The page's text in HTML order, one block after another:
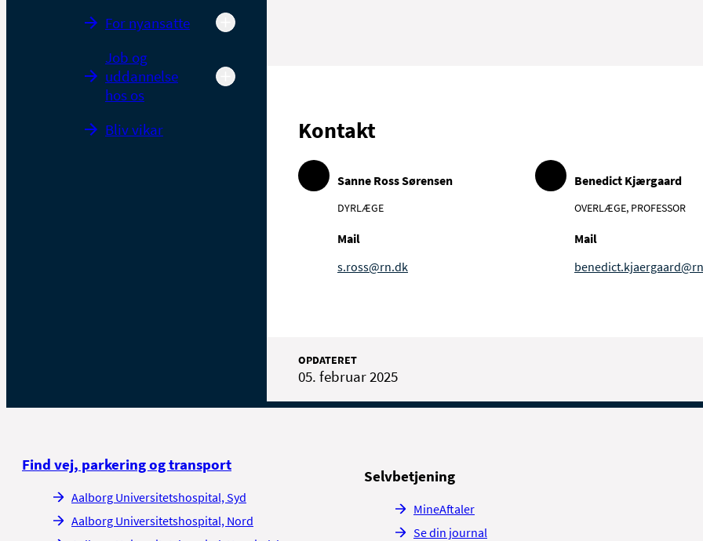
For nyansatte
Job og
uddannelse
hos os
Bliv vikar
Kontakt
Sanne Ross Sørensen
DYRLÆGE
Mail
s.ross@rn.dk
Benedict Kjærgaard
OVERLÆGE, PROFESSOR
Mail
OPDATERET
05. februar 2025
Find vej, parkering og transport
Aalborg Universitetshospital, Syd
Aalborg Universitetshospital, Nord
Selvbetjening
MineAftaler
Se din journal